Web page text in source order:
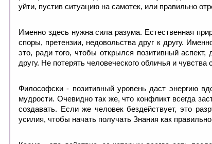
уйти, пустив ситуацию на самотек, или правильно
Именно здесь нужна сила разума. Естественная
споры, претензии, недовольства друг к другу.
это, ради того, чтобы открылся позитивный
другу. Не потерять человеческого обличья и чувства
Философски - позитивный уровень даст энергию
мудрости. Очевидно так же, что конфликт всегда
создавать. Если же человек бездействует, это
усилия, чтобы начать получать Знания как